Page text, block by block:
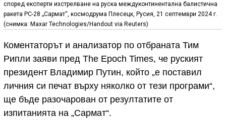
според експерти изстрелване на руска междуконтинентална балистична
ракета РС-28 „Сармат“, космодрума Плесецк, Русия, 21 септември 2024 г.
(снимка: Maxar Technologies/Handout via Reuters)
Коментаторът и анализатор по отбраната Тим
Рипли заяви пред The Epoch Times, че руският
президент Владимир Путин, който „е поставил
личния си печат върху няколко от тези програми“,
ще бъде разочарован от резултатите от
изпитанията на „Сармат“.